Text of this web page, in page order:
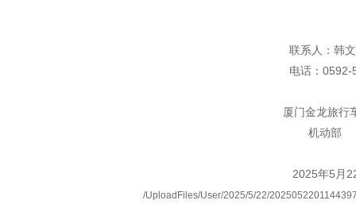
联系人：韩文
电话： 0592-
厦门金龙旅行车有
机动部
2025年5 月
/UploadFiles/User/2025/5/22/